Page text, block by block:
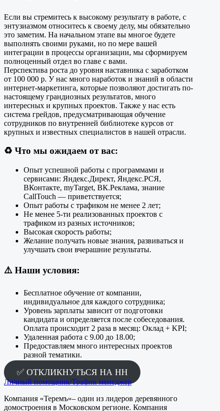
Если вы стремитесь к высокому результату в работе, с
энтузиазмом относитесь к своему делу, мы обязательно
это заметим. На начальном этапе вы многое будете
выполнять своими руками, но по мере вашей
интеграции в процессы организации, мы сформируем
полноценный отдел во главе с вами.
Перспектива роста до уровня наставника с заработком
от 100 000 р. У нас много наработок и знаний в области
интернет-маркетинга, которые позволяют достигать по-
настоящему грандиозных результатов, много
интересных и крупных проектов. Также у нас есть
система грейдов, предусматривающая обучение
сотрудников по внутренней библиотеке курсов от
крупных и известных специалистов в нашей отрасли.
♻️ Что мы ожидаем от вас:
Опыт успешной работы с программами и
сервисами: Яндекс.Директ, Яндекс.РСЯ,
ВКонтакте, myTarget, ВК.Реклама, знание
CallTouch — приветствуется;
Опыт работы с трафиком не менее 2 лет;
Не менее 5-ти реализованных проектов с
трафиком из разных источников;
Высокая скорость работы;
Желание получать новые знания, развиваться и
улучшать свои вчерашние результаты.
⚠️ Наши условия:
Бесплатное обучение от компании,
индивидуальное для каждого сотрудника;
Уровень зарплаты зависит от подготовки
кандидата и определяется после собеседования.
Оплата происходит 2 раза в месяц: Оклад + KPI;
Удаленная работа с 9.00 до 18.00;
Предоставляем много интересных проектов
разной тематики.
✅ ОТКЛИКНУТЬСЯ НА HH
Личный помощник/Трафик менеджер
Компания «Теремъ»‒ один из лидеров деревянного
домостроения в Московском регионе. Компания